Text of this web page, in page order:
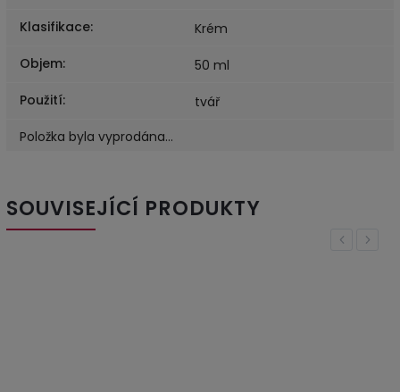
Klasifikace:
Krém
Objem:
50 ml
Použití:
tvář
Položka byla vyprodána…
SOUVISEJÍCÍ PRODUKTY
Previous
Next